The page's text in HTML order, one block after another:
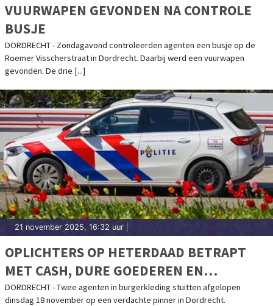
VUURWAPEN GEVONDEN NA CONTROLE
BUSJE
DORDRECHT - Zondagavond controleerden agenten een busje op de
Roemer Visscherstraat in Dordrecht. Daarbij werd een vuurwapen
gevonden. De drie [...]
21 november 2025, 16:32 uur
OPLICHTERS OP HETERDAAD BETRAPT
MET CASH, DURE GOEDEREN EN
GESTOLEN PINPASSEN
DORDRECHT - Twee agenten in burgerkleding stuitten afgelopen
dinsdag 18 november op een verdachte pinner in Dordrecht.